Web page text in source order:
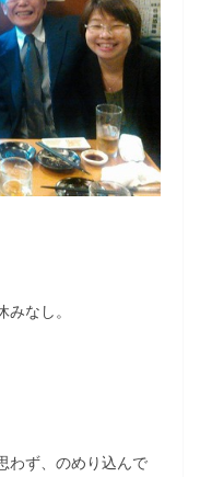
なし。
わず、のめり込んで